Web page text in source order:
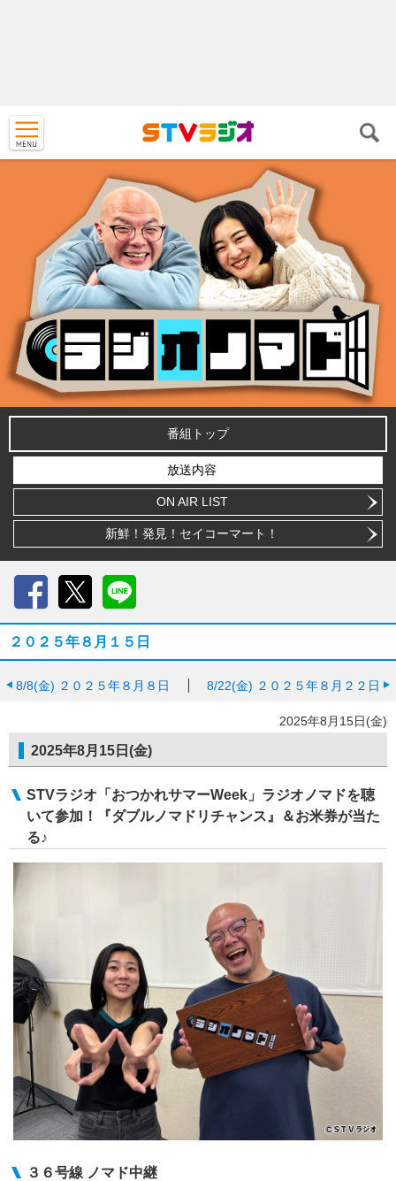
番組トップ
放送内容
ON AIR LIST
新鮮！発見！セイコーマート！
２０２５年８月１５日
8/8(金) ２０２５年８月８日 8/22(金) ２０２５年８月２２日
2025年8月15日(金)
2025年8月15日(金)
STVラジオ「おつかれサマーWeek」ラジオノマドを聴
いて参加！『ダブルノマドリチャンス』＆お米券が当た
る♪
３６号線 ノマド中継